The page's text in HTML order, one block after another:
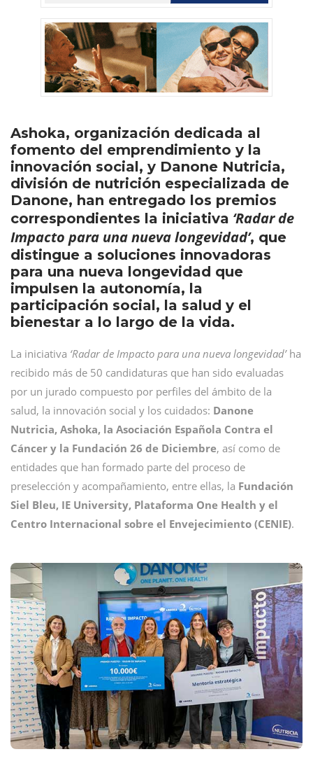
Ashoka, organización dedicada al
fomento del emprendimiento y la
innovación social, y Danone Nutricia,
división de nutrición especializada de
Danone, han entregado los premios
correspondientes la iniciativa ‘Radar de
Impacto para una nueva longevidad’, que
distingue a soluciones innovadoras
para una nueva longevidad que
impulsen la autonomía, la
participación social, la salud y el
bienestar a lo largo de la vida.
La iniciativa ‘Radar de Impacto para una nueva longevidad’ha
recibido más de 50 candidaturas que han sido evaluadas
por un jurado compuesto por perfiles del ámbito de la
salud, la innovación social y los cuidados: Danone
Nutricia, Ashoka, la Asociación Española Contra el
Cáncer y la Fundación 26 de Diciembre, así como de
entidades que han formado parte del proceso de
preselección y acompañamiento, entre ellas, la Fundación
Siel Bleu, IE University, Plataforma One Health y el
Centro Internacional sobre el Envejecimiento (CENIE).